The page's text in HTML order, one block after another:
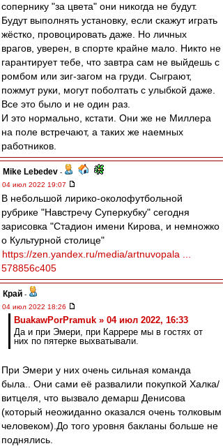
сопернику "за цвета" они никогда не будут.
Будут выполнять установку, если скажут играть
жёстко, провоцировать даже. Но личных
врагов, уверен, в спорте крайне мало. Никто не
гарантирует тебе, что завтра сам не выйдешь с
ромбом или зиг-загом на груди. Сыграют,
пожмут руки, могут поболтать с улыбкой даже.
Все это было и не один раз.
И это нормально, кстати. Они же не Миллера
на поле встречают, а таких же наемных
работников.
Mike Lebedev -
04 июл 2022 19:07
В небольшой лирико-околофутбольной
рубрике "Навстречу Суперкубку" сегодня
зарисовка "Стадион имени Кирова, и немножко
о Культурной столице"
https://zen.yandex.ru/media/artnuvopala ...
578856c405
Край -
04 июл 2022 18:26
BuakawPorPramuk » 04 июл 2022, 16:33
Да и при Эмери, при Каррере мы в гостях от
них по пятерке выхватывали.
При Эмери у них очень сильная команда
была.. Они сами её развалили покупкой Халка/
витцеля, что вызвало демарш Денисова
(который неожиданно оказался очень толковым
человеком).До того уровня бакланы больше не
поднялись.